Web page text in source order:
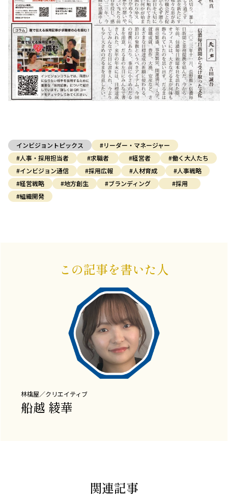
インビジョントピックス
#リーダー・マネージャー
#人事・採用担当者
#求職者 #経営者
#働く大人たち
#インビジョン通信
#採用広報 #人材育成
#人事戦略
#経営戦略
#地方創生 #ブランディング
#採用
#組織開発
この記事を書いた人
林檎屋／クリエイティブ
船越 綾華
関連記事